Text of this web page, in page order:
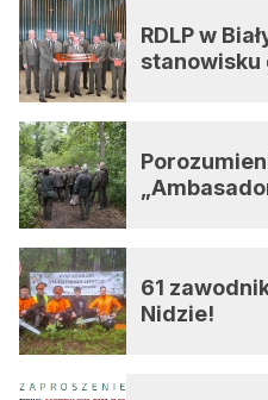
RDLP w
61
Nidzie!